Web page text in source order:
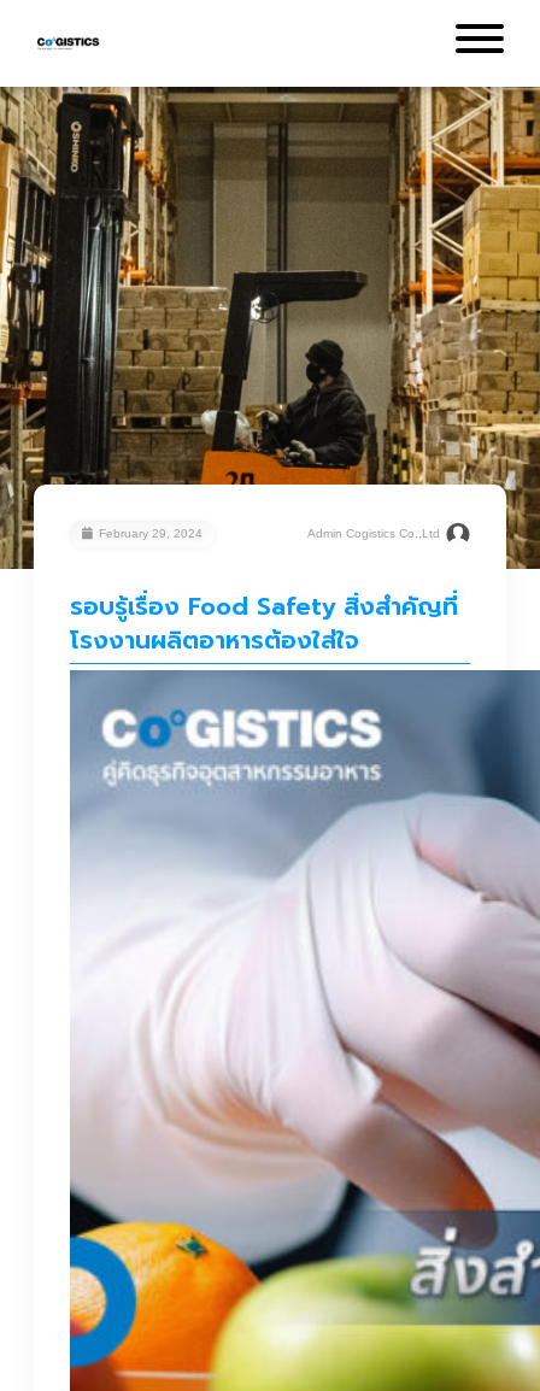
February 29, 2024 Admin Cogistics Co.,Ltd
รอบรู้เรื่อง Food Safety สิ่งสำคัญที่
โรงงานผลิตอาหารต้องใส่ใจ